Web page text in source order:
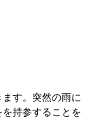
す。突然の雨に
持参することを